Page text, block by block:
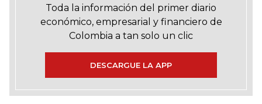
Toda la información del primer diario
económico, empresarial y financiero de
Colombia a tan solo un clic
DESCARGUE LA APP